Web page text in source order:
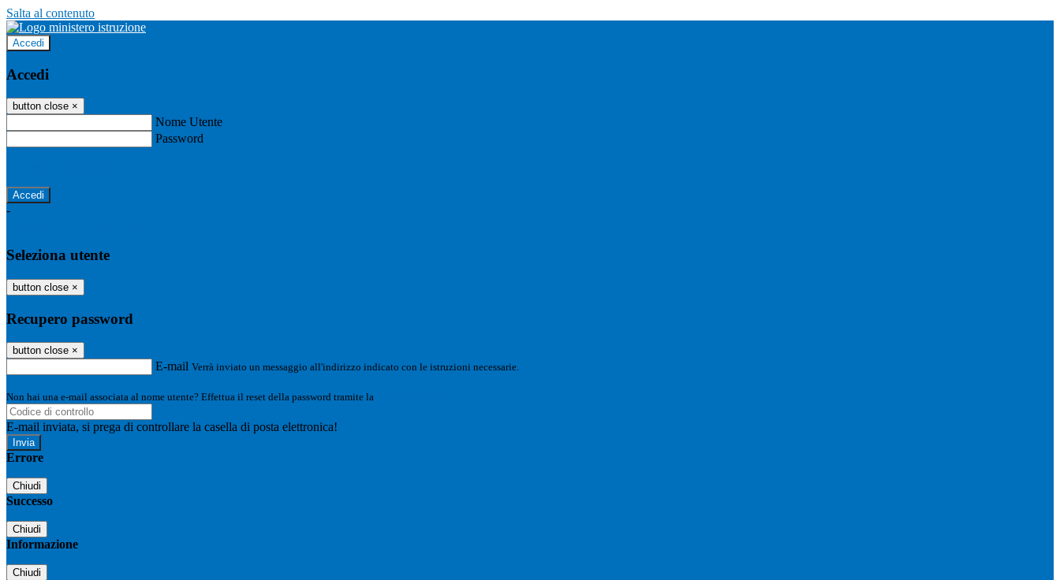
Salta al contenuto
Accedi
Accedi
button close ×
Nome Utente
Password
-
Seleziona utente
button close ×
Recupero password
button close ×
E-mail Verrà inviato un messaggio all'indirizzo indicato con le istruzioni necessarie.
Non hai una e-mail associata al nome utente? Effettua il reset della password tramite la
E-mail inviata, si prega di controllare la casella di posta elettronica!
Errore
Chiudi
Successo
Chiudi
Informazione
Chiudi